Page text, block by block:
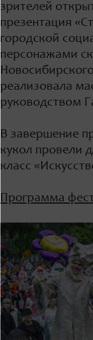
зрителей
презентация
городской
персонажами
реализовала
руководством
В завершение
кукол провели
класс
Программа